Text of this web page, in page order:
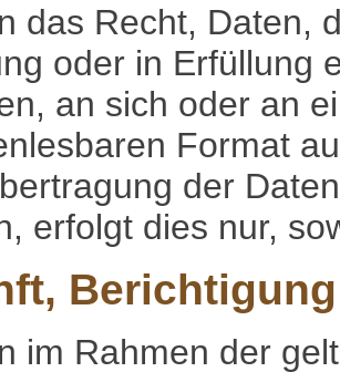
das Recht, Daten,
oder in Erfüllung
an sich oder an
Format
der
erfolgt dies nur,
im Rahmen der